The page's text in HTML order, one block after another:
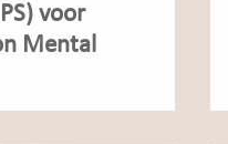
voor
Mental